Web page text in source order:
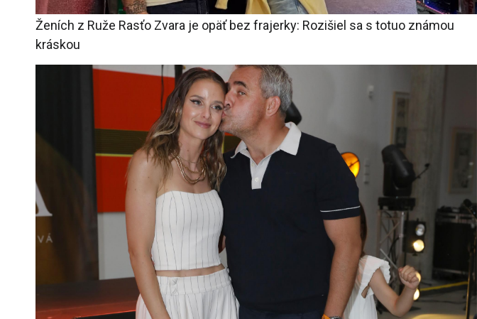
Ženích z Ruže Rasťo Zvara je opäť bez frajerky: Rozišiel sa s totuo známou
kráskou